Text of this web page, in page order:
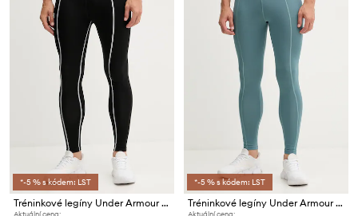
*-5 % s kódem: LST
Tréninkové legíny Under Armour Cold Weather Grid
*-5 % s kódem: LST
Tréninkové legíny Under Armour Cold Weather Grid